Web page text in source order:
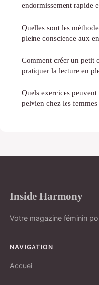
endormissement rapide
Quelles sont les
pleine conscience aux
Comment créer un petit
pratiquer la lecture en
Quels exercices
pelvien chez les femmes
Inside Harmony
Votre magazine féminin
NAVIGATION
Accueil